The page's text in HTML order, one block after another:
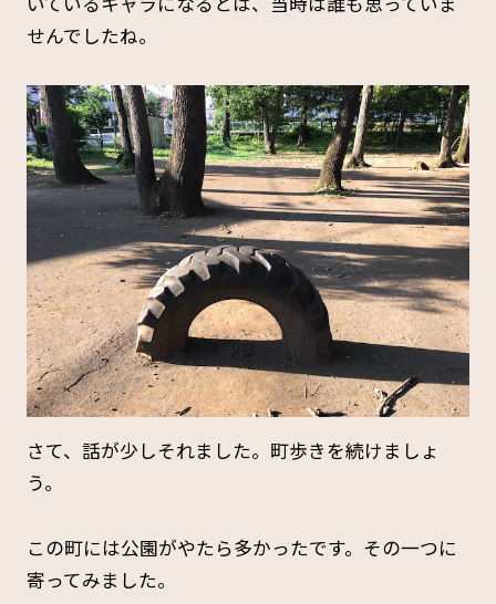
せんでしたね。
さて、話が少しそれました。町歩きを続けましょ
う。
この町には公園がやたら多かったです。その一つに
寄ってみました。